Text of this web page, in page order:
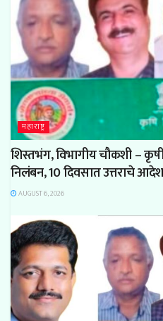
महाराष्ट्र
शिस्तभंग, विभागीय चौकशी –
निलंबन, 10 दिवसात उत्तराचे आदेश
AUGUST 6, 2026